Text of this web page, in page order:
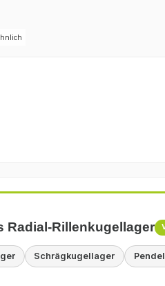
Radial-Rillenkugellager
Schrägkugellager